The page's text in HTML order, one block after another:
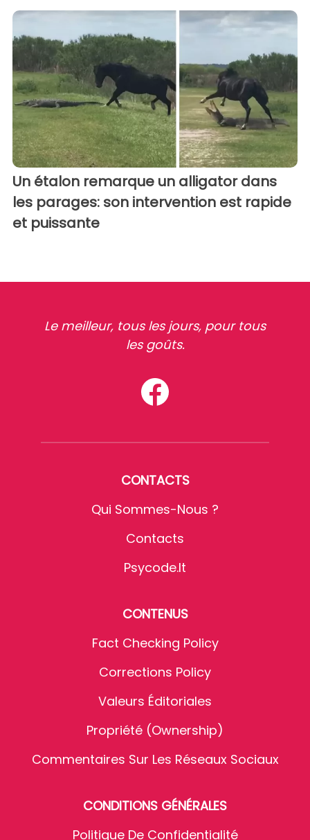
Un étalon remarque un alligator dans
les parages: son intervention est rapide
et puissante
Le meilleur, tous les jours, pour tous
les goûts.
CONTACTS
Qui Sommes-Nous ?
Contacts
Psycode.it
CONTENUS
Fact Checking Policy
Corrections Policy
Valeurs Éditoriales
Propriété (Ownership)
Commentaires Sur Les Réseaux Sociaux
CONDITIONS GÉNÉRALES
Politique De Confidentialité